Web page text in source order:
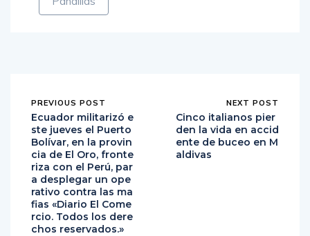
PREVIOUS POST
Ecuador militarizó e
ste jueves el Puerto
Bolívar, en la provin
cia de El Oro, fronte
riza con el Perú, par
a desplegar un ope
rativo contra las ma
fias «Diario El Come
rcio. Todos los dere
chos reservados.»
NEXT POST
Cinco italianos pier
den la vida en accid
ente de buceo en M
aldivas